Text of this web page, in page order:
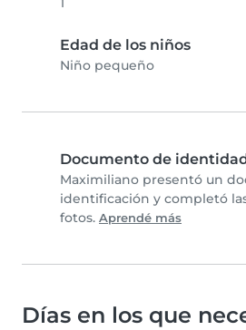
Edad de los niños
Niño pequeño
Documento de
Maximiliano presentó un
identificación y completó
fotos. Aprendé más
Días en los que